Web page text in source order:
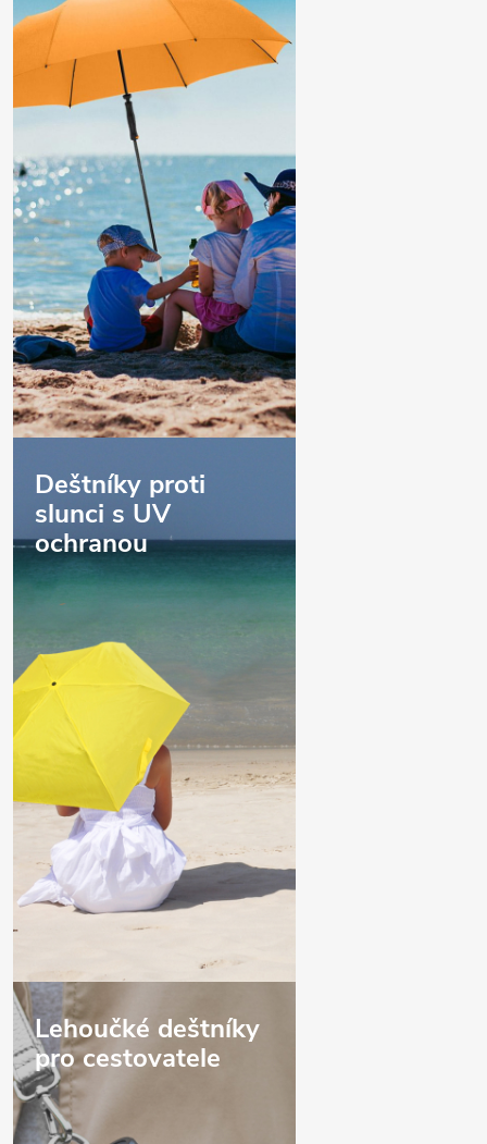
Deštníky proti
slunci s UV
ochranou
Lehoučké deštníky
pro cestovatele